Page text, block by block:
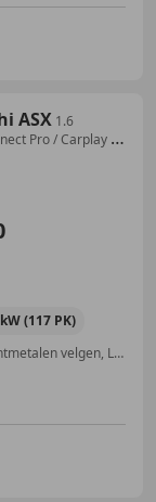
ASX 1.6
Pro / Carplay /
(117 PK)
Trekhaak, Garantie, Parkeerhulp met camera, Lichtmetalen velgen, LED verlichting, Dakrails, Xenon verlichting, Android Auto